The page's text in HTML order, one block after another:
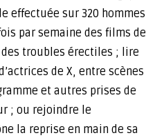
effectuée sur 320 hommes
par semaine des films de
troubles érectiles ; lire
de X, entre scènes
et autres prises de
; ou rejoindre le
la reprise en main de sa